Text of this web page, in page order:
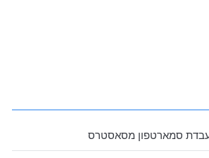
סמארטפון מסאסטרס